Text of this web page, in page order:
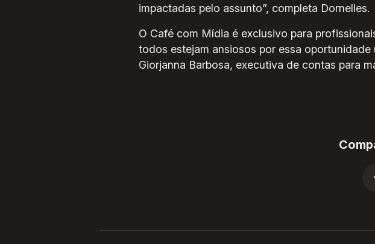
impactadas pelo assunto”, completa Dornelles.
O Café com Mídia é exclusivo para
todos estejam ansiosos por essa
Giorjanna Barbosa, executiva de contas para